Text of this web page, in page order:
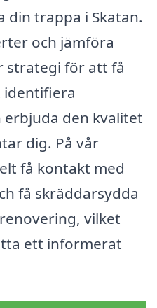
trappa i Skatan.
och jämföra
strategi för att få
identifiera
den kvalitet
dig. På vår
få kontakt med
få skräddarsydda
vilket
ett informerat